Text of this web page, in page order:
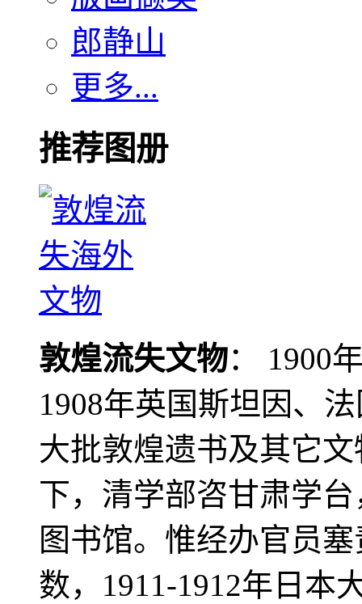
郎静山
更多...
推荐图册
敦煌流失文物： 1900
1908年英国斯坦因、
大批敦煌遗书及其它
下，清学部咨甘肃学
图书馆。惟经办官员
数，1911-1912年日本